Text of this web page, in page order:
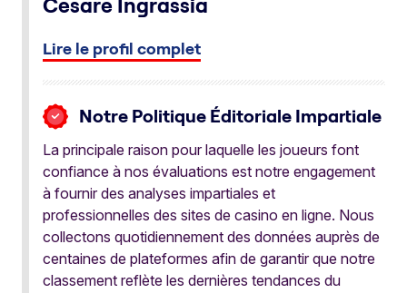
Lire le profil complet
Notre Politique Éditoriale Impartiale
La principale raison pour laquelle les joueurs font
confiance à nos évaluations est notre engagement
à fournir des analyses impartiales et
professionnelles des sites de casino en ligne. Nous
collectons quotidiennement des données auprès de
centaines de plateformes afin de garantir que notre
classement reflète les dernières tendances du